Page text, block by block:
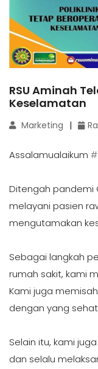
RSU Aminah
Keselamatan
Marketing
Assalamualaikum
Ditengah pandemi
melayani pasien
mengutamakan
Sebagai langkah
rumah sakit, kami
Kami juga
dengan yang
Selain itu, kami
dan selalu